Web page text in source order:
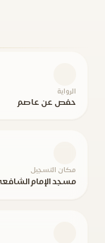
الرواية
حفص عن عاصم
مكان التسجيل
مسجد الإمام